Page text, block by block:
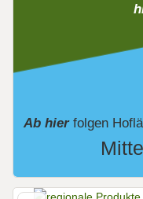
Ab hier folgen